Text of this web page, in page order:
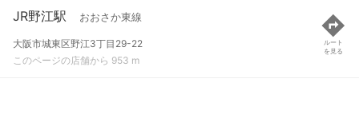
JR野江駅 おおさか東線
大阪市城東区野江3丁目29-22
このページの店舗から 953 m
ルート
を見る